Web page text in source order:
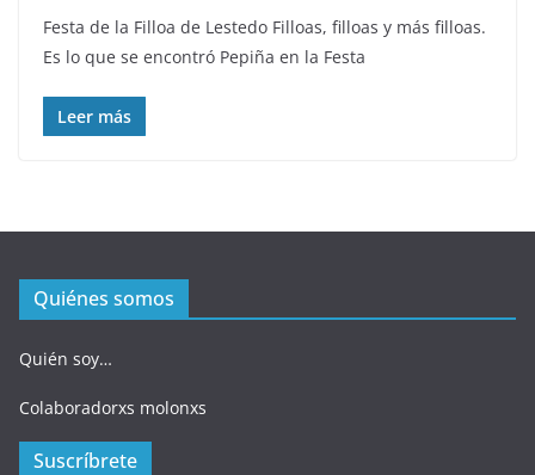
Festa de la Filloa de Lestedo Filloas, filloas y más filloas.
Es lo que se encontró Pepiña en la Festa
Leer más
Quiénes somos
Quién soy…
Colaboradorxs molonxs
Suscríbrete